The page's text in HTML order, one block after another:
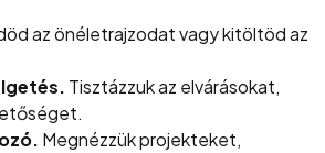
az önéletrajzodat vagy kitöltöd az
Tisztázzuk az elvárásokat,
Megnézzük projekteket,